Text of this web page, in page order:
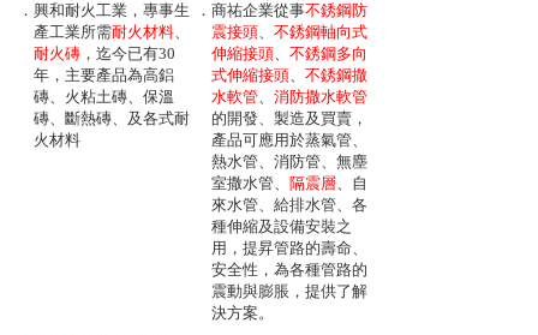
． 興和耐火工業，專事生
產工業所需耐火材料、
耐火磚 ，迄今已有30
年，主要產品為高鋁
磚、火粘土磚、保溫
磚、斷熱磚、及各式耐
火材料
． 商祐企業從事不銹鋼防
震接頭、 不銹鋼軸向式
伸縮接頭、 不銹鋼多向
式伸縮接頭、 不銹鋼撒
水軟管、 消防撒水軟管
的開發、製造及買賣，
產品可應用於蒸氣管、
熱水管、消防管、無塵
室撒水管、 隔震層、自
來水管、給排水管、各
種伸縮及設備安裝之
用，提昇管路的壽命、
安全性，為各種管路的
震動與膨脹，提供了解
決方案。